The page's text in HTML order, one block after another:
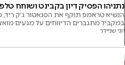
נתניהו הפסיק דיון בקבינט ושוחח
הנשיא טראמפ תוקף את הסנאטור ג'ק ריד,
במקביל מתגברים הדיווחים על מגעים
הפרטים
יוני שניידר